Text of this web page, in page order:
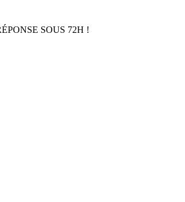
SOUS 72H !